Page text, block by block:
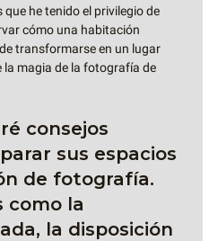
he tenido el privilegio de
cómo una habitación
transformarse en un lugar
la magia de la fotografía de
consejos
sus espacios
de fotografía.
como la
la disposición